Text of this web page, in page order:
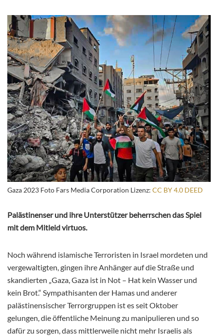
Gaza 2023 Foto Fars Media Corporation Lizenz: CC BY 4.0 DEED
Palästinenser und ihre Unterstützer beherrschen das Spiel
mit dem Mitleid virtuos.
Noch während islamische Terroristen in Israel mordeten und
vergewaltigten, gingen ihre Anhänger auf die Straße und
skandierten „Gaza, Gaza ist in Not – Hat kein Wasser und
kein Brot.“ Sympathisanten der Hamas und anderer
palästinensischer Terrorgruppen ist es seit Oktober
gelungen, die öffentliche Meinung zu manipulieren und so
dafür zu sorgen, dass mittlerweile nicht mehr Israelis als